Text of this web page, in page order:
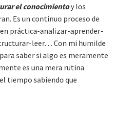
el conocimientoy los
Es un continuo proceso de
práctica-analizar-aprender-
leer… Con mi humilde
saber si algo es meramente
es una mera rutina
tiempo sabiendo que